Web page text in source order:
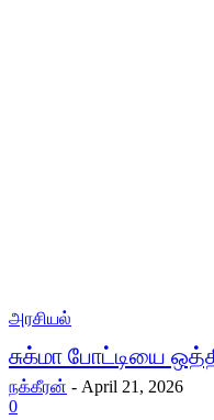
அரசியல்
சுக்மா போட்டியை
நக்கீரன் - April 21, 2026
0